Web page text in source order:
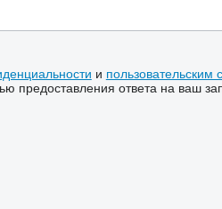
и пользовательским
предоставления ответа на ваш